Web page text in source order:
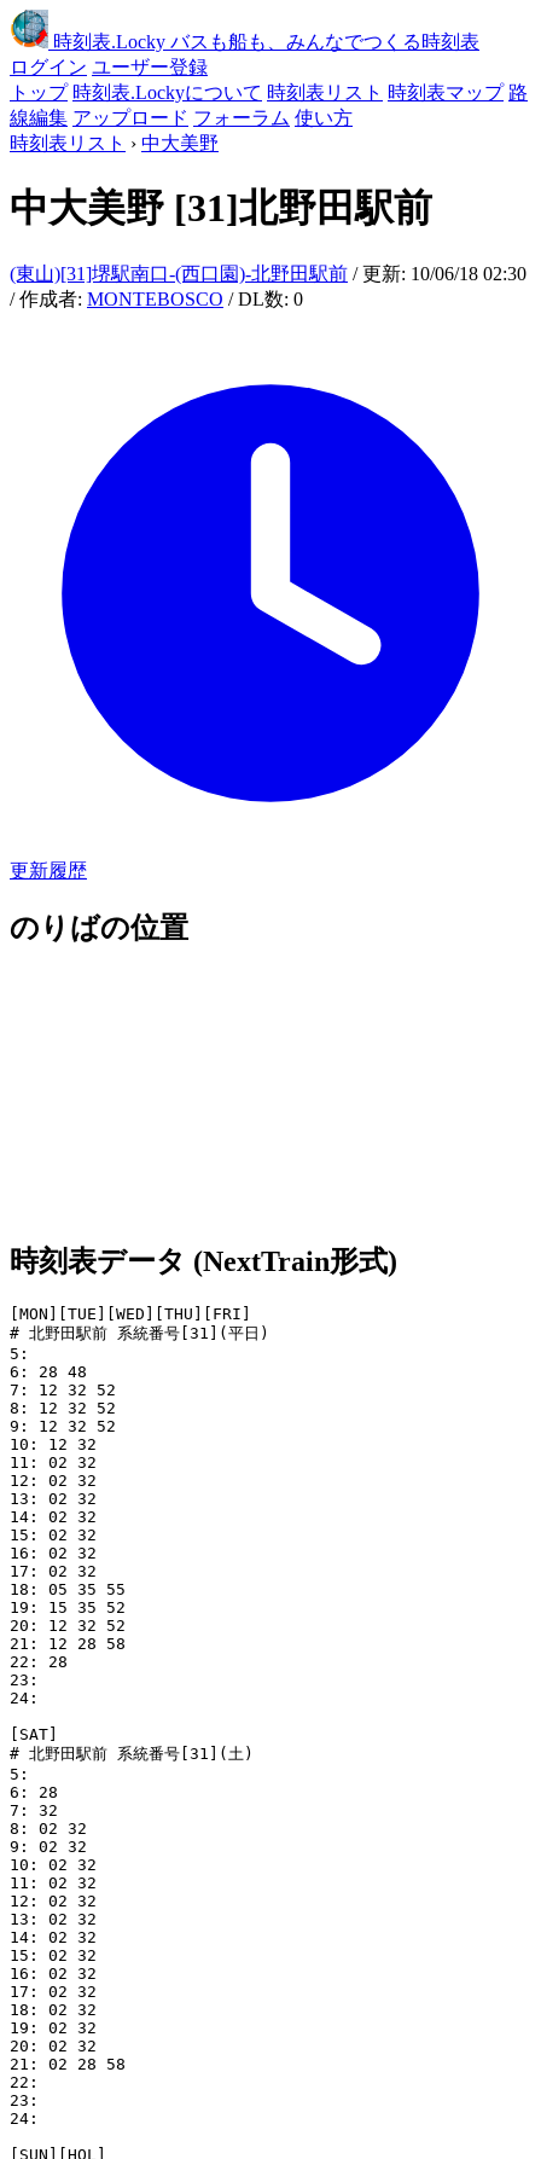
時刻表.Locky バスも船も、みんなでつくる時刻表
ログイン ユーザー登録
トップ 時刻表.Lockyについて 時刻表リスト 時刻表マップ 路
線編集 アップロード フォーラム 使い方
時刻表リスト › 中大美野
中大美野 [31]北野田駅前
(東山)[31]堺駅南口-(西口園)-北野田駅前 / 更新: 10/06/18 02:30
/ 作成者: MONTEBOSCO / DL数: 0
更新履歴
のりばの位置
時刻表データ (NextTrain形式)
[MON][TUE][WED][THU][FRI]
# 北野田駅前 系統番号[31](平日)
5:
6: 28 48
7: 12 32 52
8: 12 32 52
9: 12 32 52
10: 12 32
11: 02 32
12: 02 32
13: 02 32
14: 02 32
15: 02 32
16: 02 32
17: 02 32
18: 05 35 55
19: 15 35 52
20: 12 32 52
21: 12 28 58
22: 28
23:
24:
[SAT]
# 北野田駅前 系統番号[31](土)
5:
6: 28
7: 32
8: 02 32
9: 02 32
10: 02 32
11: 02 32
12: 02 32
13: 02 32
14: 02 32
15: 02 32
16: 02 32
17: 02 32
18: 02 32
19: 02 32
20: 02 32
21: 02 28 58
22:
23:
24:
[SUN][HOL]